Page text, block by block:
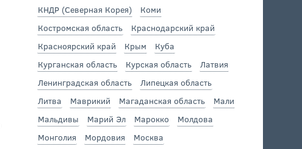
КНДР (Северная Корея)
Коми
Костромская область
Краснодарский край
Красноярский край
Крым
Куба
Курганская область
Курская область
Латвия
Ленинградская область
Липецкая область
Литва
Маврикий Магаданская область
Мали
Мальдивы
Марий Эл Марокко
Молдова
Монголия
Мордовия
Москва